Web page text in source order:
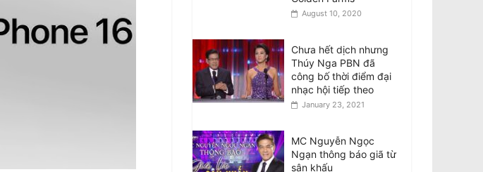
August 10, 2020
Chưa hết dịch nhưng
Thúy Nga PBN đã
công bố thời điểm đại
nhạc hội tiếp theo
January 23, 2021
MC Nguyễn Ngọc
Ngạn thông báo giã từ
sân khấu